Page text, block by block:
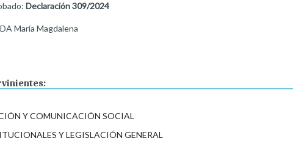
Declaración 309/2024
María Magdalena
Y COMUNICACIÓN SOCIAL
Y LEGISLACIÓN GENERAL